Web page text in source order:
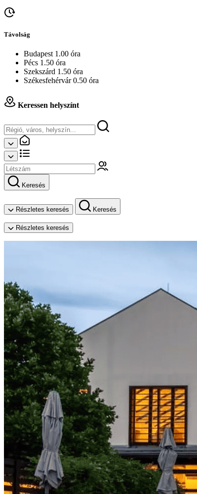
Távolság
Budapest 1.00 óra
Pécs 1.50 óra
Szekszárd 1.50 óra
Székesfehérvár 0.50 óra
Keressen helyszínt
Keresés
Részletes keresés Keresés
Részletes keresés